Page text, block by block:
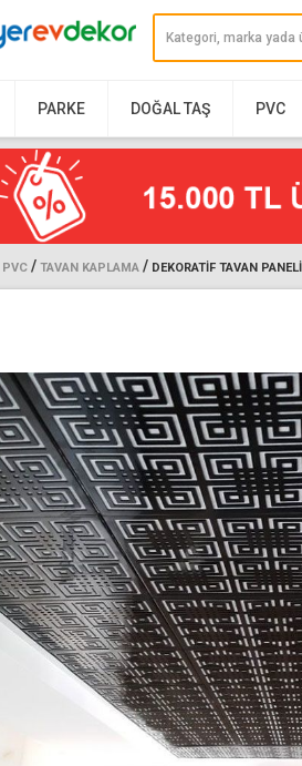
PARKE DOĞAL TAŞ PVC
PVC / TAVAN KAPLAMA / DEKORATIF TAVAN PANELI